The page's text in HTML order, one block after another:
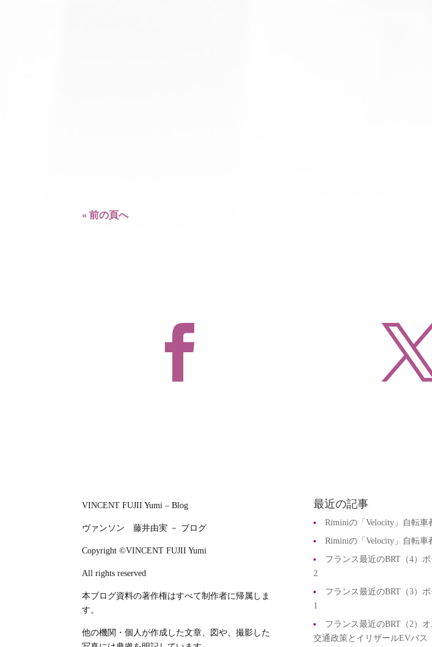
« 前の頁へ
 
VINCENT FUJII Yumi – Blog
ヴァンソン 藤井由実 － ブログ
Copyright ©VINCENT FUJII Yumi
All rights reserved
本ブログ資料の著作権はすべて制作者に帰属しま
す。
他の機関・個人が作成した文章、図や、撮影した
最近の記事
Riminiの「Velocity」自転車
Riminiの「Velocity」自転車
フランス最近のBRT（4）
2
フランス最近のBRT（3）
1
フランス最近のBRT（2）
交通政策とイリザールEVバス